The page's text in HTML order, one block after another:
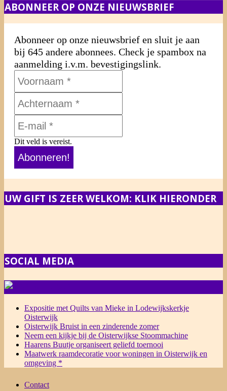
ABONNEER OP ONZE NIEUWSBRIEF
Abonneer op onze nieuwsbrief en sluit je aan
bij 645 andere abonnees. Check je spambox na
aanmelding i.v.m. bevestigingslink.
Dit veld is vereist.
UW GIFT IS ZEER WELKOM: KLIK HIERONDER
SOCIAL MEDIA
Expositie met Quilts van Mieke in Lodewijkskerkje
Oisterwijk
Oisterwijk Bruist in een zinderende zomer
Neem een kijkje bij de Oisterwijkse Stoommachine
Haarens Buutje organiseert geliefd toernooi
Maatwerk raamdecoratie voor woningen in Oisterwijk en
omgeving *
Contact